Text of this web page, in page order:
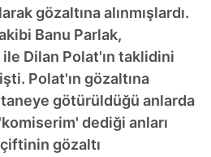
gözaltına alınmışlardı.
Banu Parlak,
ile Dilan Polat'ın taklidini
Polat'ın gözaltına
götürüldüğü anlarda
dediği anları
gözaltı